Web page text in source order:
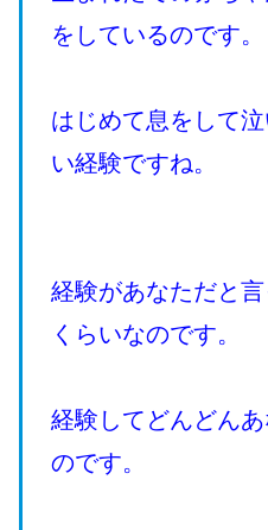
をしているのです。
はじめて息をして
い経験ですね。
経験があなただと
くらいなのです。
経験してどんどん
のです。